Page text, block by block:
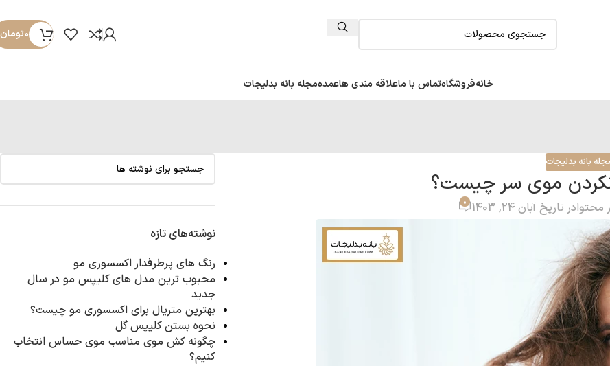
۰تومان
خانهفروشگاهتماس با ماعلاقه مندی هاعمدهمجله بانه بدلیجات
بانه بدلیجات
موی سر چیست؟
محتوادر تاریخ آبان 24, 1403 0
نوشته‌های تازه
رنگ ‌های پرطرفدار اکسسوری مو
محبوب ‌ترین مدل ‌های کلیپس مو در سال
جدید
بهترین متریال برای اکسسوری مو چیست؟
نحوه بستن کلیپس گل
چگونه کش موی مناسب موی حساس انتخاب
کنیم؟